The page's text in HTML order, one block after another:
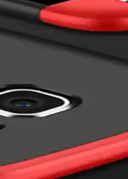
Kullanım Avantajları
özellikleriyle günlük
Yorumları
karşı koruyan uygun fiyatlı bir
Koruma Çözümü
pratik kartlık bölmesi ve şık
İnceleme
çizilmelere ve darbelere